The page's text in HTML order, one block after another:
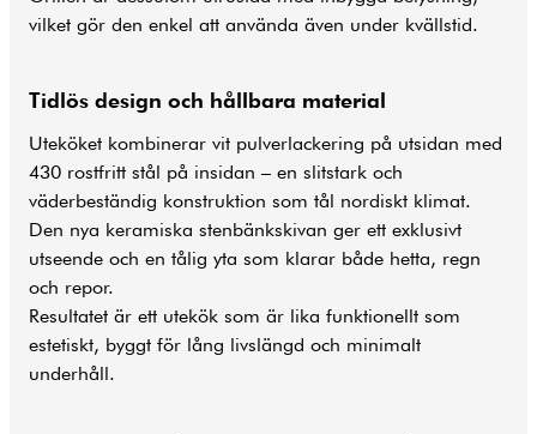
vilket gör den enkel att använda även under kvällstid.
Tidlös design och hållbara material
Uteköket kombinerar vit pulverlackering på utsidan med
430 rostfritt stål på insidan – en slitstark och
väderbeständig konstruktion som tål nordiskt klimat.
Den nya keramiska stenbänkskivan ger ett exklusivt
utseende och en tålig yta som klarar både hetta, regn
och repor.
Resultatet är ett utekök som är lika funktionellt som
estetiskt, byggt för lång livslängd och minimalt
underhåll.